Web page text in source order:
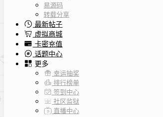
易源码
转载分享
最新帖子
虚拟商城
卡密充值
话题中心
更多
幸运抽奖
排行榜单
签到中心
社区监狱
直播中心